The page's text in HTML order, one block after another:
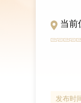
当前
发布时